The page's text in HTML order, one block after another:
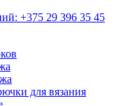
+375 29 396 35 45
для вязания